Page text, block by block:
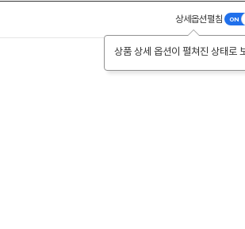
상세옵션펼침
상품 상세 옵션이 펼쳐진 상태로